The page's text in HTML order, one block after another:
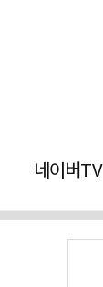
네이버TV